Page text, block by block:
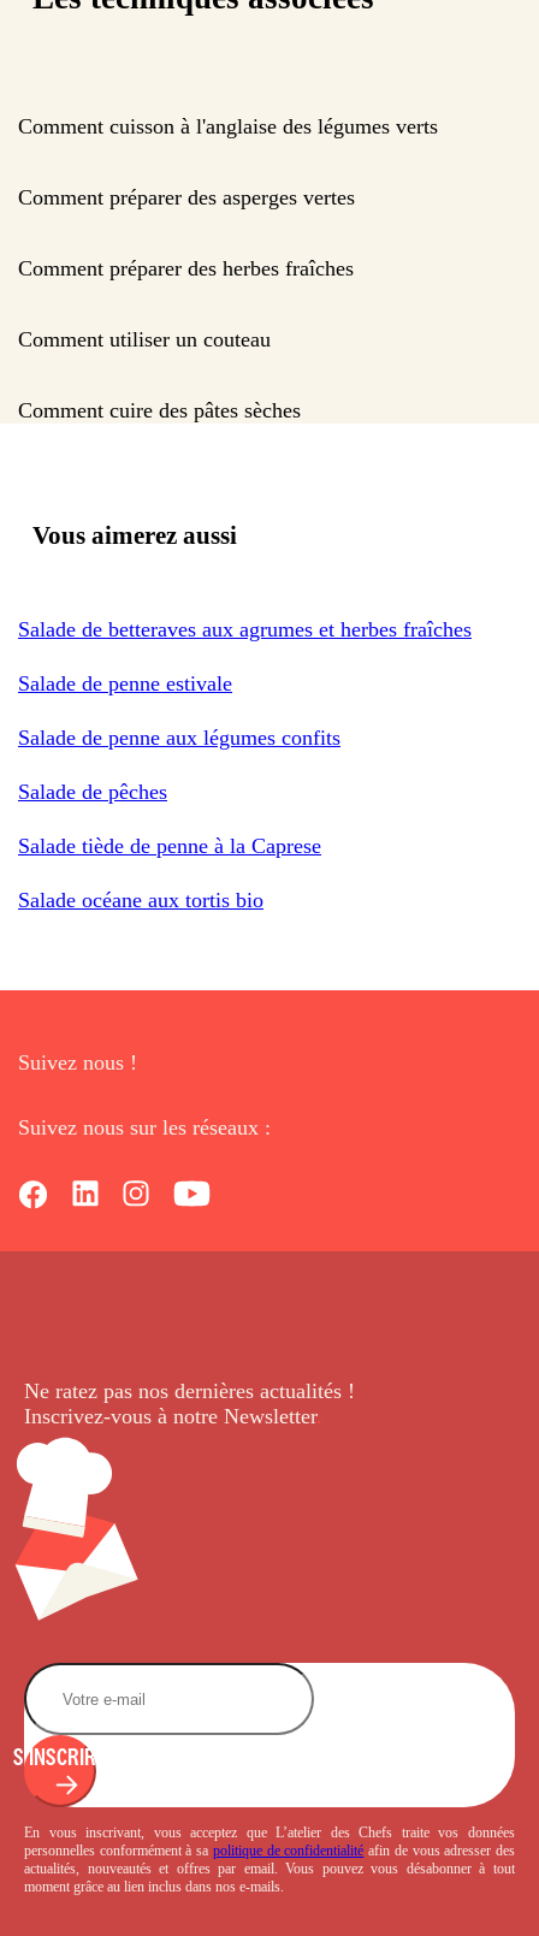
Comment cuisson à l'anglaise des légumes verts
Comment préparer des asperges vertes
Comment préparer des herbes fraîches
Comment utiliser un couteau
Comment cuire des pâtes sèches
Vous aimerez aussi
Salade de betteraves aux agrumes et herbes fraîches
Salade de penne estivale
Salade de penne aux légumes confits
Salade de pêches
Salade tiède de penne à la Caprese
Salade océane aux tortis bio
Suivez nous !
Suivez nous sur les réseaux :
Ne ratez pas nos dernières actualités !
Inscrivez-vous à notre Newsletter.
S'INSCRIRE
En vous inscrivant, vous acceptez que L’atelier des Chefs traite vos données
personnelles conformément à sa politique de confidentialité afin de vous adresser des
actualités, nouveautés et offres par email. Vous pouvez vous désabonner à tout
moment grâce au lien inclus dans nos e-mails.